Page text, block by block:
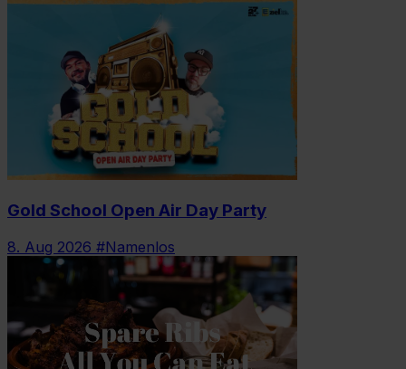
Gold School Open Air Day Party
8. Aug 2026 #Namenlos